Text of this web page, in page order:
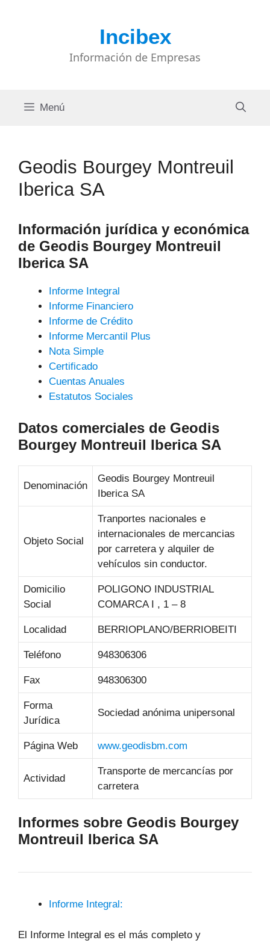
Incibex
Información de Empresas
Menú
Geodis Bourgey Montreuil
Iberica SA
Información jurídica y económica
de Geodis Bourgey Montreuil
Iberica SA
Informe Integral
Informe Financiero
Informe de Crédito
Informe Mercantil Plus
Nota Simple
Certificado
Cuentas Anuales
Estatutos Sociales
Datos comerciales de Geodis
Bourgey Montreuil Iberica SA
Denominación
Geodis Bourgey Montreuil
Iberica SA
Objeto Social
Tranportes nacionales e
internacionales de mercancias
por carretera y alquiler de
vehículos sin conductor.
Domicilio
Social
POLIGONO INDUSTRIAL
COMARCA I , 1 – 8
Localidad BERRIOPLANO/BERRIOBEITI
Teléfono 948306306
Fax 948306300
Forma
Jurídica
Sociedad anónima unipersonal
Página Web www.geodisbm.com
Actividad
Transporte de mercancías por
carretera
Informes sobre Geodis Bourgey
Montreuil Iberica SA
Informe Integral:
El Informe Integral es el más completo y